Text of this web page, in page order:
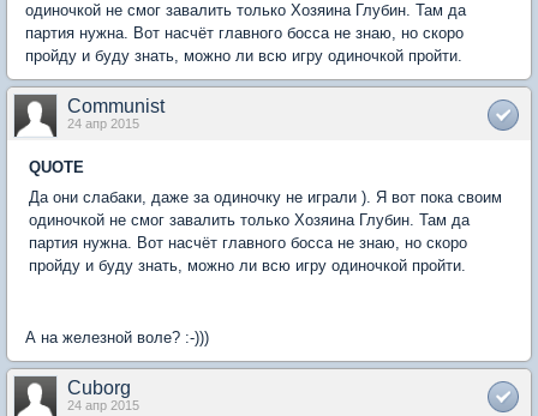
одиночкой не смог завалить только Хозяина Глубин. Там да
партия нужна. Вот насчёт главного босса не знаю, но скоро
пройду и буду знать, можно ли всю игру одиночкой пройти.
Communist
24 апр 2015
QUOTE
Да они слабаки, даже за одиночку не играли ). Я вот пока своим
одиночкой не смог завалить только Хозяина Глубин. Там да
партия нужна. Вот насчёт главного босса не знаю, но скоро
пройду и буду знать, можно ли всю игру одиночкой пройти.
А на железной воле? :-)))
Cuborg
24 апр 2015